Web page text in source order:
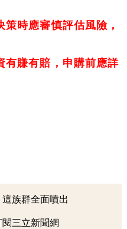
時應審慎評估風險，
有賺有賠，申購前應詳
族群全面噴出
三立新聞網